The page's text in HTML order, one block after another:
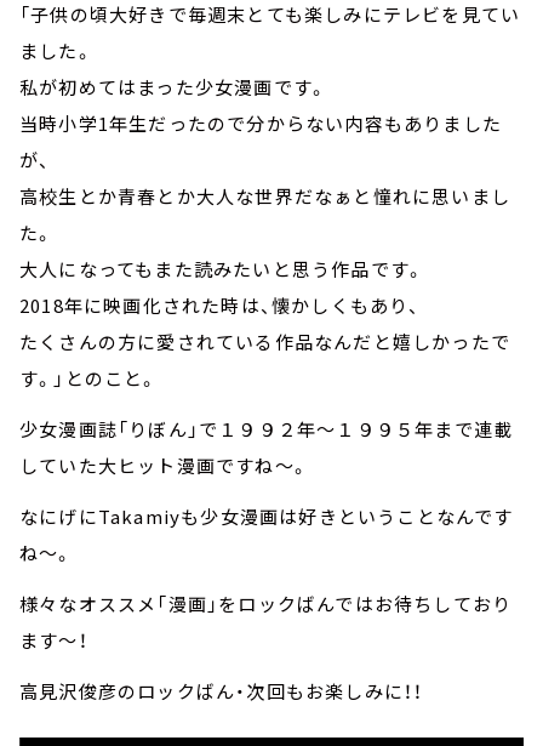
「子供の頃大好きで毎週末とても楽しみにテレビを見てい
ました。
私が初めてはまった少女漫画です。
当時小学1年生だったので分からない内容もありました
が、
高校生とか青春とか大人な世界だなぁと憧れに思いまし
た。
大人になってもまた読みたいと思う作品です。
2018年に映画化された時は、懐かしくもあり、
たくさんの方に愛されている作品なんだと嬉しかったで
す。」とのこと。
少女漫画誌「りぼん」で１９９２年～１９９５年まで連載
していた大ヒット漫画ですね～。
なにげにTakamiyも少女漫画は好きということなんです
ね～。
様々なオススメ「漫画」をロックばんではお待ちしており
ます～！
高見沢俊彦のロックばん・次回もお楽しみに！！